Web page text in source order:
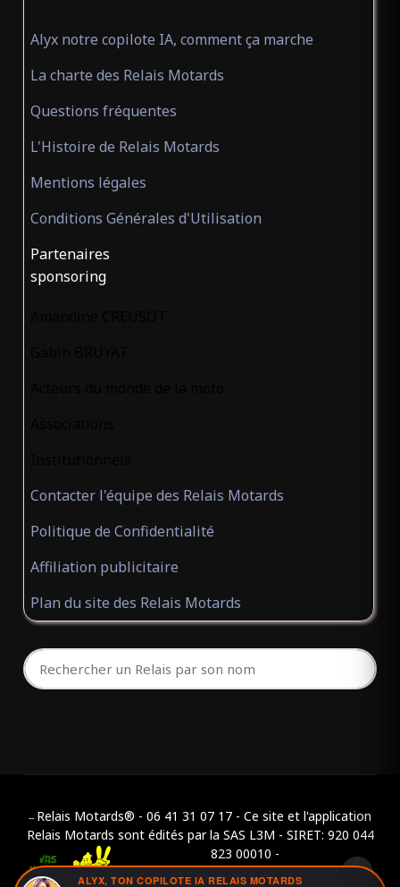
Alyx notre copilote IA, comment ça marche
La charte des Relais Motards
Questions fréquentes
L'Histoire de Relais Motards
Mentions légales
Conditions Générales d'Utilisation
Partenaires
sponsoring
Contacter l'équipe des Relais Motards
Politique de Confidentialité
Affiliation publicitaire
Plan du site des Relais Motards
-- Relais Motards® - 06 41 31 07 17 - Ce site et l'application
Relais Motards sont édités par la SAS L3M - SIRET: 920 044
823 00010 -
ALYX, TON COPILOTE IA RELAIS MOTARDS